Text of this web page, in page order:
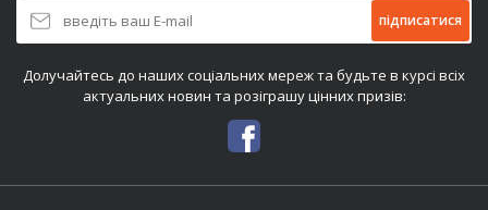
підписатися
Долучайтесь до наших соціальних мереж та будьте в курсі всіх
актуальних новин та розіграшу цінних призів: